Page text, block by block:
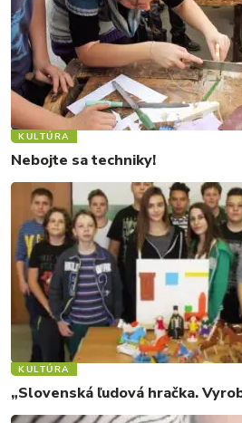
KULTÚRA
Nebojte sa techniky!
KULTÚRA
„Slovenská ľudová hračka.